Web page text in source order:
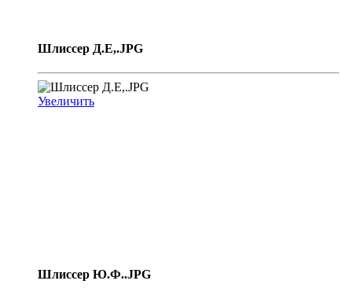
Шлиссер Д.Е,.JPG
Увеличить
Шлиссер Ю.Ф..JPG